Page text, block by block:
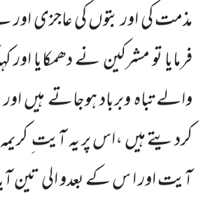
مذمت کی اور بتوں کی عاجزی اور
فرمایا تو مشرکین نے دھمکایا اور
والے تباہ وبرباد ہوجاتے ہیں
کردیتے ہیں ،اس پر یہ آیت
آیت اور ا س کے بعدو الی تین